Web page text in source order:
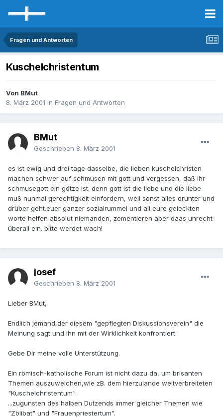
Fragen und Antworten
Kuschelchristentum
Von BMut
8. März 2001 in Fragen und Antworten
BMut
Geschrieben 8. März 2001
es ist ewig und drei tage dasselbe, die lieben kuschelchristen
machen schwer auf schmusen mit gott und vergessen, daß ihr
schmusegott ein götze ist. denn gott ist die liebe und die liebe
muß nunmal gerechtigkeit einfordern, weil sonst alles drunter und
drüber geht.euer ganzer sozialrummel und all eure geleckten
worte helfen absolut niemanden, zementieren aber daas unrecht
überall ein. bitte werdet wach!
josef
Geschrieben 8. März 2001
Lieber BMut,
Endlich jemand,der diesem "gepflegten Diskussionsverein" die
Meinung sagt und ihn mit der Wirklichkeit konfrontiert.
Gebe Dir meine volle Unterstützung.
Ein römisch-katholische Forum ist nicht dazu da, um brisanten
Themen auszuweichen,wie zB. dem hierzulande weitverbreiteten
"Kuschelchristentum".
...zugunsten des halben Dutzends immer gleicher Themen wie
"Zölibat" und "Frauenpriestertum".